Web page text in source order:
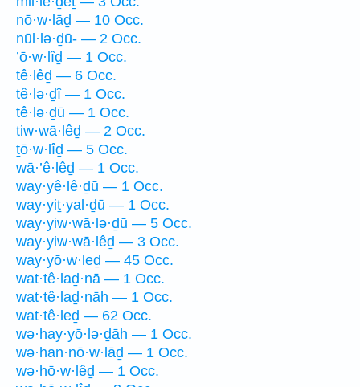
nō·w·lāḏ — 10 Occ.
nūl·lə·ḏū- — 2 Occ.
’ō·w·lîḏ — 1 Occ.
tê·lêḏ — 6 Occ.
tê·lə·ḏî — 1 Occ.
tê·lə·ḏū — 1 Occ.
tiw·wā·lêḏ — 2 Occ.
ṯō·w·lîḏ — 5 Occ.
wā·’ê·lêḏ — 1 Occ.
way·yê·lê·ḏū — 1 Occ.
way·yiṯ·yal·ḏū — 1 Occ.
way·yiw·wā·lə·ḏū — 5 Occ.
way·yiw·wā·lêḏ — 3 Occ.
way·yō·w·leḏ — 45 Occ.
wat·tê·laḏ·nā — 1 Occ.
wat·tê·laḏ·nāh — 1 Occ.
wat·tê·leḏ — 62 Occ.
wə·hay·yō·lə·ḏāh — 1 Occ.
wə·han·nō·w·lāḏ — 1 Occ.
wə·hō·w·lêḏ — 1 Occ.